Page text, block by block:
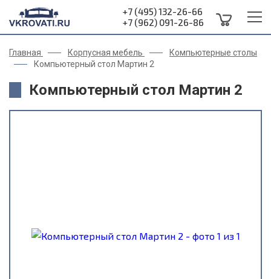
+7 (495) 132-26-66
+7 (962) 091-26-86
Главная Корпусная мебель
Компьютерные столы
Компьютерный стол Мартин 2
Компьютерный стол Мартин 2